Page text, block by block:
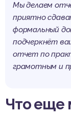
Мы делаем
приятно
формальный
подчеркнёт
отчет по
грамотным и
Что еще